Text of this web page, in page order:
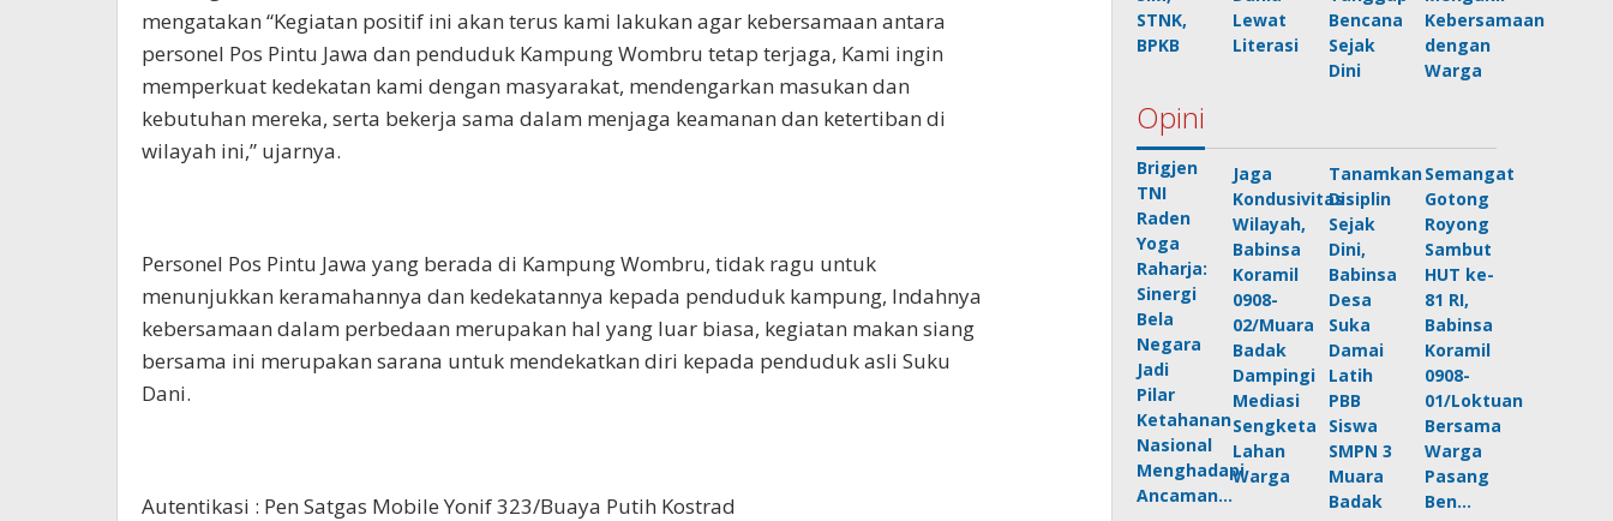
mengatakan “Kegiatan positif ini akan terus kami lakukan agar kebersamaan antara
personel Pos Pintu Jawa dan penduduk Kampung Wombru tetap terjaga, Kami ingin
memperkuat kedekatan kami dengan masyarakat, mendengarkan masukan dan
kebutuhan mereka, serta bekerja sama dalam menjaga keamanan dan ketertiban di
wilayah ini,” ujarnya.
Personel Pos Pintu Jawa yang berada di Kampung Wombru, tidak ragu untuk
menunjukkan keramahannya dan kedekatannya kepada penduduk kampung, Indahnya
kebersamaan dalam perbedaan merupakan hal yang luar biasa, kegiatan makan siang
bersama ini merupakan sarana untuk mendekatkan diri kepada penduduk asli Suku
Dani.
Autentikasi : Pen Satgas Mobile Yonif 323/Buaya Putih Kostrad
STNK,
BPKB
Lewat
Literasi
Bencana
Sejak
Dini
Kebersamaan
dengan
Warga
Opini
Brigjen
TNI
Raden
Yoga
Raharja:
Sinergi
Bela
Negara
Jadi
Pilar
Ketahanan
Nasional
Menghadapi
Ancaman…
Jaga
Kondusivitas
Wilayah,
Babinsa
Koramil
0908-
02/Muara
Badak
Dampingi
Mediasi
Sengketa
Lahan
Warga
Tanamkan
Disiplin
Sejak
Dini,
Babinsa
Desa
Suka
Damai
Latih
PBB
Siswa
SMPN 3
Muara
Badak
Semangat
Gotong
Royong
Sambut
HUT ke-
81 RI,
Babinsa
Koramil
0908-
01/Loktuan
Bersama
Warga
Pasang
Ben…